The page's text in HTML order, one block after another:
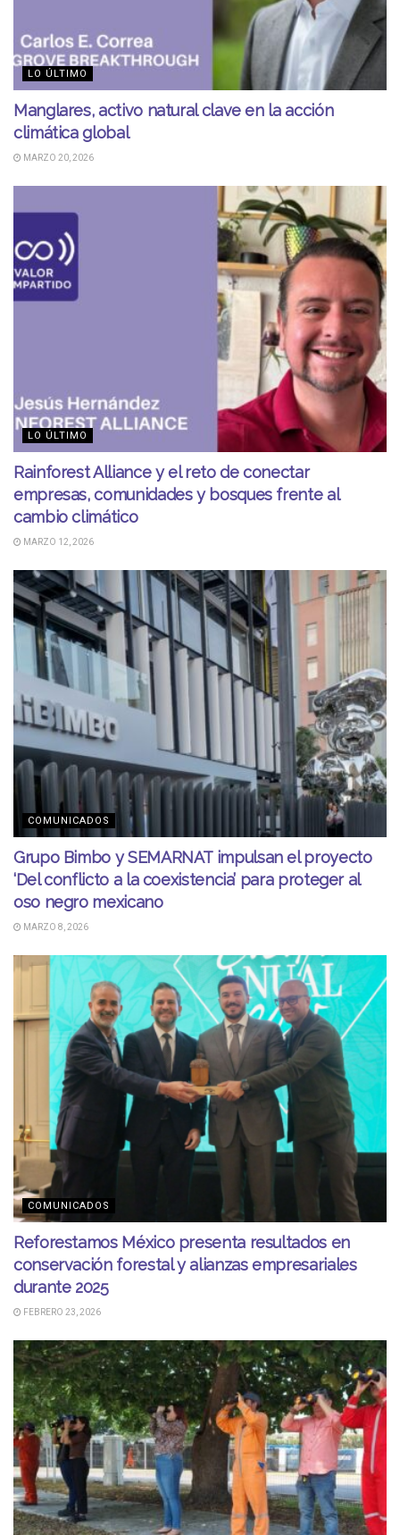
LO ÚLTIMO
Manglares, activo natural clave en la acción
climática global
MARZO 20, 2026
LO ÚLTIMO
Rainforest Alliance y el reto de conectar
empresas, comunidades y bosques frente al
cambio climático
MARZO 12, 2026
COMUNICADOS
Grupo Bimbo y SEMARNAT impulsan el proyecto
‘Del conflicto a la coexistencia’ para proteger al
oso negro mexicano
MARZO 8, 2026
COMUNICADOS
Reforestamos México presenta resultados en
conservación forestal y alianzas empresariales
durante 2025
FEBRERO 23, 2026